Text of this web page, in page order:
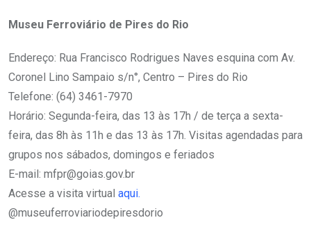
Museu Ferroviário de Pires do Rio
Endereço: Rua Francisco Rodrigues Naves esquina com Av.
Coronel Lino Sampaio s/n°, Centro – Pires do Rio
Telefone: (64) 3461-7970
Horário: Segunda-feira, das 13 às 17h / de terça a sexta-
feira, das 8h às 11h e das 13 às 17h. Visitas agendadas para
grupos nos sábados, domingos e feriados
E-mail: mfpr@goias.gov.br
Acesse a visita virtual aqui.
@museuferroviariodepiresdorio